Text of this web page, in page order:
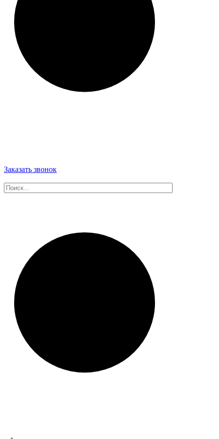
Заказать звонок